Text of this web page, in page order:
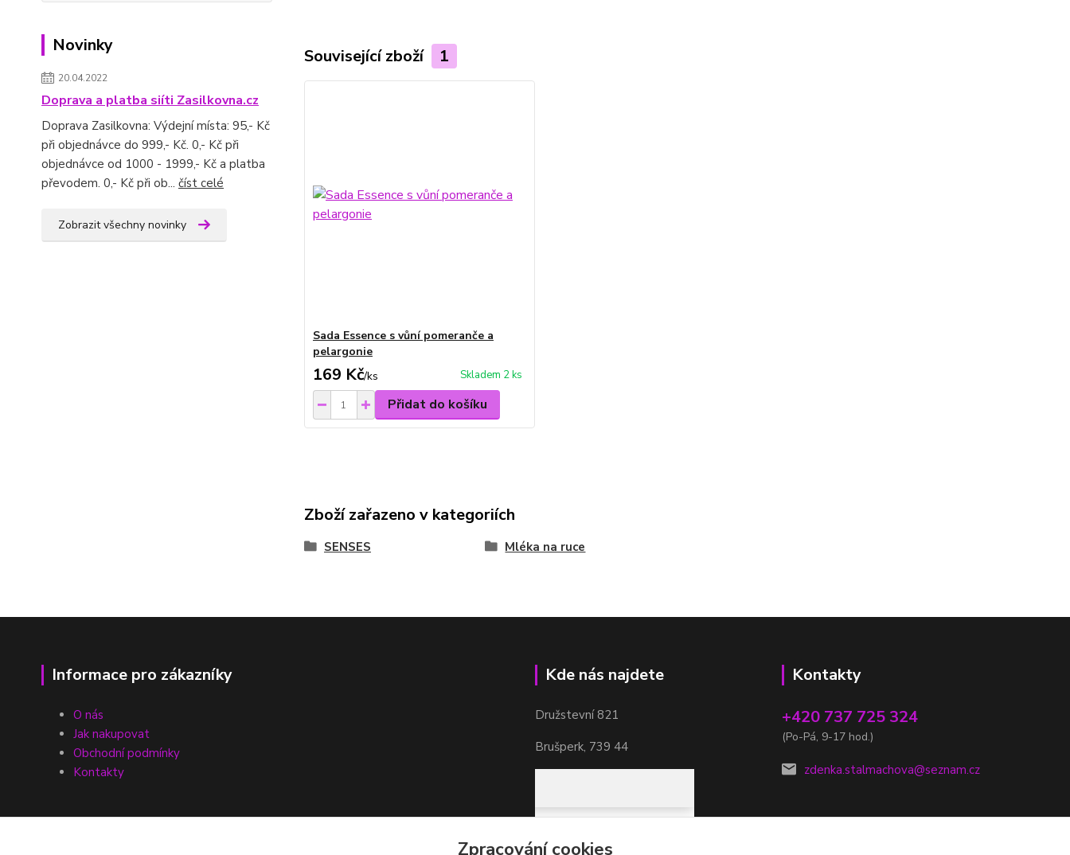
Novinky
20.04.2022
Doprava a platba siíti Zasilkovna.cz
Doprava Zasilkovna: Výdejní místa: 95,- Kč
při objednávce do 999,- Kč. 0,- Kč při
objednávce od 1000 - 1999,- Kč a platba
převodem. 0,- Kč při ob... číst celé
Zobrazit všechny novinky
Související zboží 1
Sada Essence s vůní pomeranče a
pelargonie
169 Kč/ks Skladem 2 ks
Přidat do košíku
Zboží zařazeno v kategoriích
SENSES Mléka na ruce
Informace pro zákazníky
O nás
Jak nakupovat
Obchodní podmínky
Kontakty
Kde nás najdete
Družstevní 821
Brušperk, 739 44
Kontakty
+420 737 725 324
(Po-Pá, 9-17 hod.)
zdenka.stalmachova@seznam.cz
Zpracování cookies